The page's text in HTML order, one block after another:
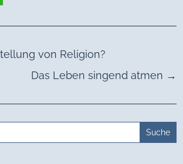
von Religion?
Das Leben singend atmen →